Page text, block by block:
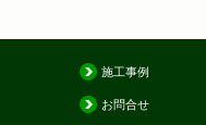
施工事例
お問合せ